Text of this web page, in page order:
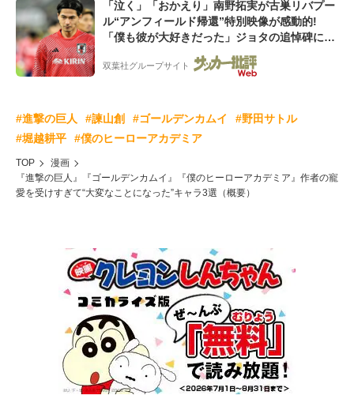
「泣く」「おかえり」南野拓実が古巣リバプー
ル“アンフィールド帰還”特別映像が感動的!
「僕も彼が大好きだった」ジョタの追悼碑にも
献花!「胸が熱くなります...」
双葉社グループサイト
#進撃の巨人 #諫山創 #ゴールデンカムイ
#野田サトル
#堀越耕平
#僕のヒーローアカデミア
TOP
漫画
『進撃の巨人』『ゴールデンカムイ』『僕のヒーローアカデミア』作者の寵
愛を受けすぎて“大変なことになった”キャラ3選（概要）